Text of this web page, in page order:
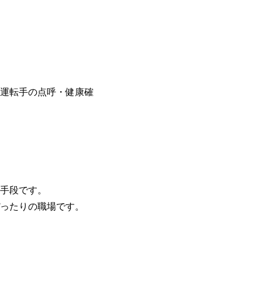
転手の点呼・健康確
段です。
たりの職場です。